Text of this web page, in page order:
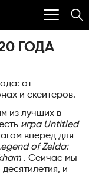
ГОДА
от
и скейтеров.
из лучших в
игра Untitled
вперед для
of Zelda:
. Сейчас мы
и